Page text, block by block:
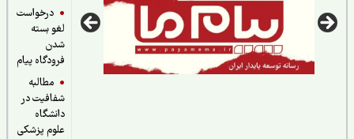
درخواست
لغو بسته
فرودگاه پیام
مطالبه
شفافیت در
دانشگاه
علوم پزشکی